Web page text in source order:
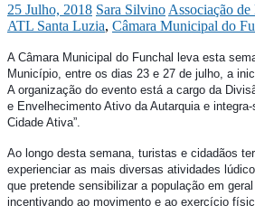
25 Julho, 2018 Sara Silvino Associação
ATL Santa Luzia, Câmara Municipal do
A Câmara Municipal do Funchal leva esta
Município, entre os dias 23 e 27 de julho, a
A organização do evento está a cargo da
e Envelhecimento Ativo da Autarquia e integra-
Cidade Ativa”.
Ao longo desta semana, turistas e cidadãos
experienciar as mais diversas atividades
que pretende sensibilizar a população em
incentivando ao movimento e ao exercício